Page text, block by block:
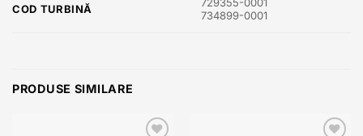
COD TURBINĂ
729355-0001
734899-0001
PRODUSE SIMILARE